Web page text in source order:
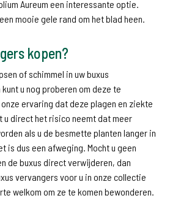
Aureum een interessante optie.
mooie gele rand om het blad heen.
kopen?
of schimmel in uw buxus
u nog proberen om deze te
ervaring dat deze plagen en ziekte
u direct het risico neemt dat meer
als u de besmette planten langer in
is dus een afweging. Mocht u geen
de buxus direct verwijderen, dan
vervangers voor u in onze collectie
welkom om ze te komen bewonderen.